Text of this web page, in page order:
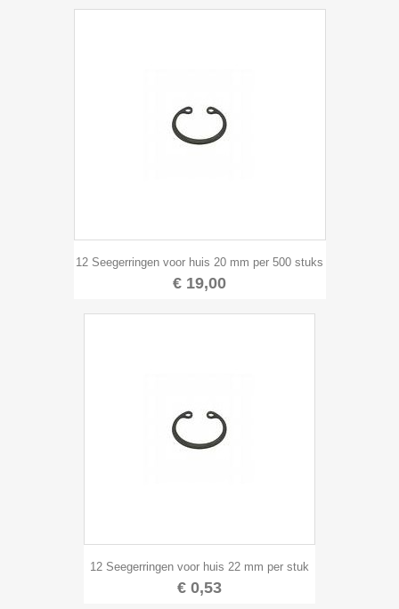
12 Seegerringen voor huis 20 mm per 500 stuks
€ 19,00
12 Seegerringen voor huis 22 mm per stuk
€ 0,53